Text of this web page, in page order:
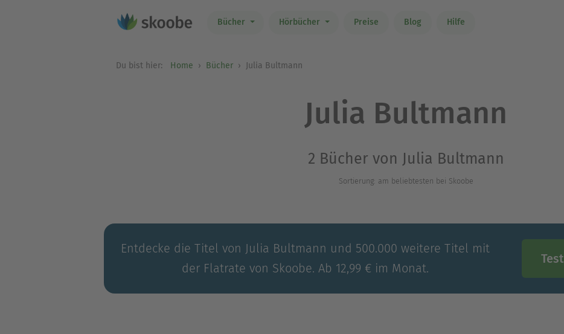
Bücher Hörbücher Preise Blog Hilfe
Du bist hier: Home Bücher Julia Bultmann
Julia Bultmann
2 Bücher von Julia Bultmann
Sortierung: am beliebtesten bei Skoobe
Entdecke die Titel von Julia Bultmann und 500.000 weitere Titel mit
der Flatrate von Skoobe. Ab 12,99 € im Monat.